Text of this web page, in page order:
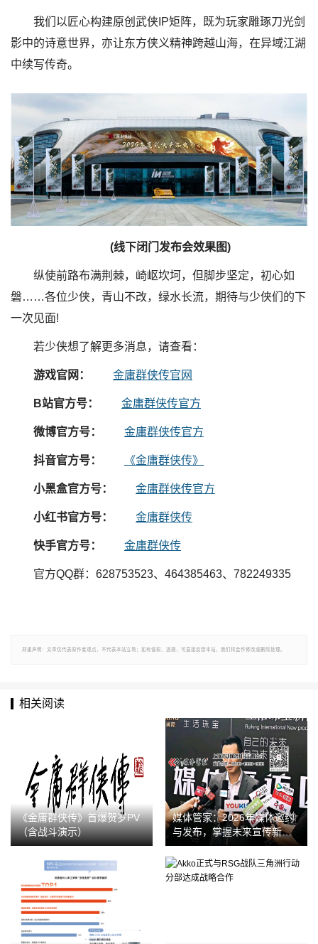
我们以匠心构建原创武侠IP矩阵，既为玩家雕琢刀光剑
影中的诗意世界，亦让东方侠义精神跨越山海，在异域江湖
中续写传奇。
(线下闭门发布会效果图)
纵使前路布满荆棘，崎岖坎坷，但脚步坚定，初心如
磐……各位少侠，青山不改，绿水长流，期待与少侠们的下
一次见面!
若少侠想了解更多消息，请查看：
游戏官网： 金庸群侠传官网
B站官方号： 金庸群侠传官方
微博官方号： 金庸群侠传官方
抖音官方号： 《金庸群侠传》
小黑盒官方号： 金庸群侠传官方
小红书官方号： 金庸群侠传
快手官方号： 金庸群侠传
官方QQ群：628753523、464385463、782249335
郑重声明：文章仅代表原作者观点，不代表本站立场；如有侵权、违规，可直接反馈本站，我们将会作修改或删除处理。
相关阅读
《金庸群侠传》首爆贺岁PV
（含战斗演示）
媒体管家：2026年媒体邀约
与发布，掌握未来宣传新脉
搏